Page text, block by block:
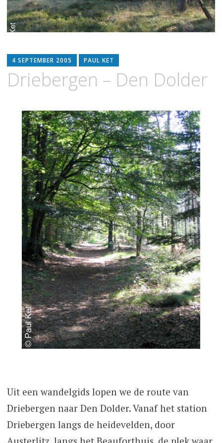
4 SEPTEMBER 2005 PAUL KET
Driebergen – Den Dolder
Uit een wandelgids lopen we de route van
Driebergen naar Den Dolder. Vanaf het station
Driebergen langs de heidevelden, door